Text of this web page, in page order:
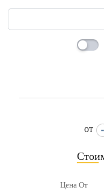
от
____
Цена От